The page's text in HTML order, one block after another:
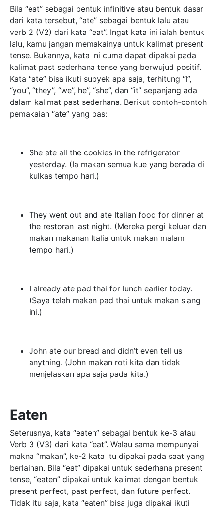
Bila “eat” sebagai bentuk infinitive atau bentuk dasar
dari kata tersebut, “ate” sebagai bentuk lalu atau
verb 2 (V2) dari kata “eat”. Ingat kata ini ialah bentuk
lalu, kamu jangan memakainya untuk kalimat present
tense. Bukannya, kata ini cuma dapat dipakai pada
kalimat past sederhana tense yang berwujud positif.
Kata “ate” bisa ikuti subyek apa saja, terhitung “I”,
“you”, “they”, “we”, he”, “she”, dan “it” sepanjang ada
dalam kalimat past sederhana. Berikut contoh-contoh
pemakaian “ate” yang pas:
She ate all the cookies in the refrigerator
yesterday. (Ia makan semua kue yang berada di
kulkas tempo hari.)
They went out and ate Italian food for dinner at
the restoran last night. (Mereka pergi keluar dan
makan makanan Italia untuk makan malam
tempo hari.)
I already ate pad thai for lunch earlier today.
(Saya telah makan pad thai untuk makan siang
ini.)
John ate our bread and didn’t even tell us
anything. (John makan roti kita dan tidak
menjelaskan apa saja pada kita.)
Eaten
Seterusnya, kata “eaten” sebagai bentuk ke-3 atau
Verb 3 (V3) dari kata “eat”. Walau sama mempunyai
makna “makan”, ke-2 kata itu dipakai pada saat yang
berlainan. Bila “eat” dipakai untuk sederhana present
tense, “eaten” dipakai untuk kalimat dengan bentuk
present perfect, past perfect, dan future perfect.
Tidak itu saja, kata “eaten” bisa juga dipakai ikuti